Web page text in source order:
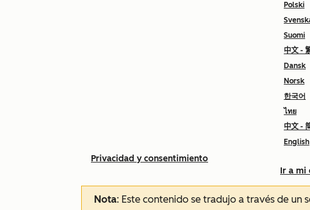
Polski
Suomi
中文 -
Dansk
Norsk
한국어
ไทย
中文 -
English
Ir a mi
Privacidad y consentimiento
Nota: Este contenido se tradujo a través de un